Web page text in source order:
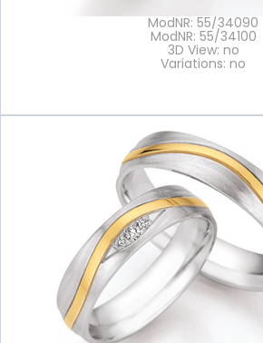
ModNR: 55/34090
ModNR: 55/34100
3D View: no
Variations: no